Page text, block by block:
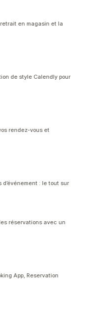
en magasin et la
de style Calendly pour
rendez-vous et
: le tout sur
réservations avec un
App, Reservation